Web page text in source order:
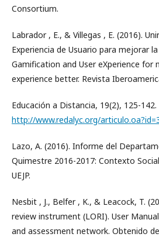
Consortium.
Labrador , E., & Villegas , E. (2016).
Experiencia de Usuario para mejorar
Gamification and User eXperience for
experience better. Revista
Educación a Distancia, 19(2), 125-
http://www.redalyc.org/
Lazo, A. (2016). Informe del
Quimestre 2016-2017: Contexto
UEJP.
Nesbit , J., Belfer , K., & Leacock, T.
review instrument (LORI). User
and assessment network. Obtenido de